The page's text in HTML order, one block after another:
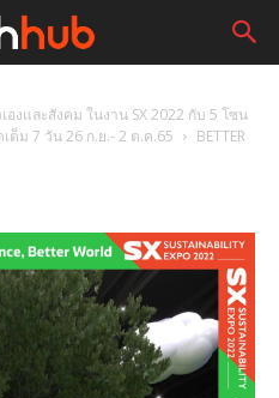
งและสังคม ในงาน SX 2022 กับ 5 โซน
เต็ม 7 วัน 26 ก.ย.- 2 ต.ค.65
BETTER